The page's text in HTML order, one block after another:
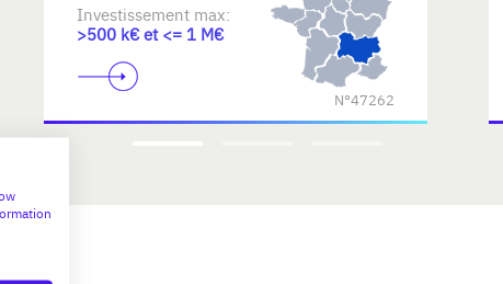
Investissement max:
>500 k€ et <= 1 M€
N°47262